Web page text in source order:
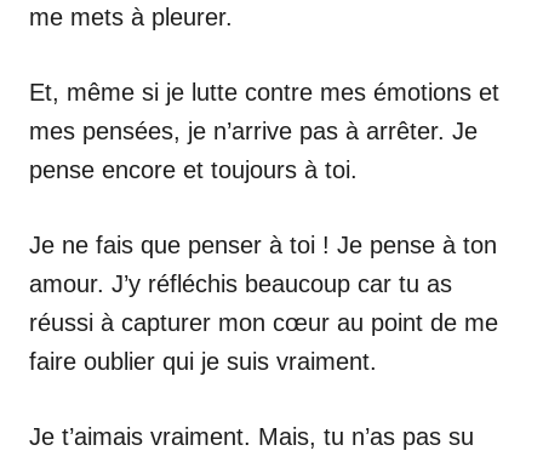
me mets à pleurer.
Et, même si je lutte contre mes émotions et
mes pensées, je n’arrive pas à arrêter. Je
pense encore et toujours à toi.
Je ne fais que penser à toi ! Je pense à ton
amour. J’y réfléchis beaucoup car tu as
réussi à capturer mon cœur au point de me
faire oublier qui je suis vraiment.
Je t’aimais vraiment. Mais, tu n’as pas su